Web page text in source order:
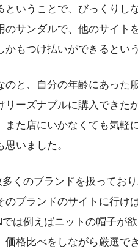
ということで、びっくり
のサンダルで、他のサイト
かもつけ払いができるとい
のと、自分の年齢にあっ
リーズナブルに購入できた
また店にいかなくても気軽
いました。
多くのブランドを扱ってお
のブランドのサイトに行け
は例えばニットの帽子が
格比べをしながら厳選で